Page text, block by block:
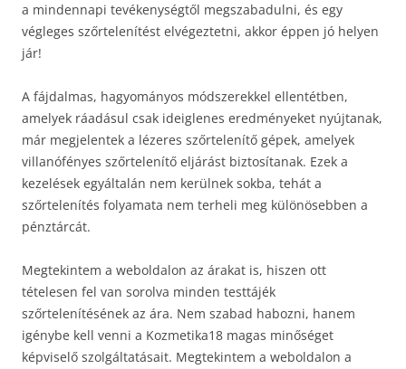
a mindennapi tevékenységtől megszabadulni, és egy
végleges szőrtelenítést elvégeztetni, akkor éppen jó helyen
jár!
A fájdalmas, hagyományos módszerekkel ellentétben,
amelyek ráadásul csak ideiglenes eredményeket nyújtanak,
már megjelentek a lézeres szőrtelenítő gépek, amelyek
villanófényes szőrtelenítő eljárást biztosítanak. Ezek a
kezelések egyáltalán nem kerülnek sokba, tehát a
szőrtelenítés folyamata nem terheli meg különösebben a
pénztárcát.
Megtekintem a weboldalon az árakat is, hiszen ott
tételesen fel van sorolva minden testtájék
szőrtelenítésének az ára. Nem szabad habozni, hanem
igénybe kell venni a Kozmetika18 magas minőséget
képviselő szolgáltatásait. Megtekintem a weboldalon a